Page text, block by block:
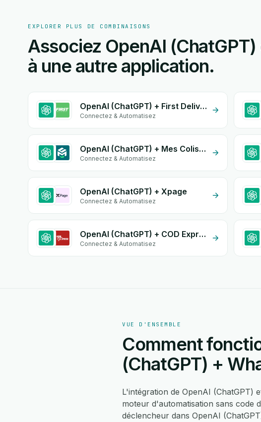
EXPLORER PLUS DE COMBINAISONS
Associez OpenAI
à une autre application.
OpenAI (ChatGPT) + First Delivery Group
Connectez & Automatisez
OpenAI (ChatGPT) + Mes Colis Express
Connectez & Automatisez
OpenAI (ChatGPT) + Xpage
Connectez & Automatisez
OpenAI (ChatGPT) + COD Expresse
Connectez & Automatisez
VUE D'ENSEMBLE
Comment
(ChatGPT) +
L'intégration de OpenAI (ChatGPT)
moteur d'automatisation sans code
déclencheur dans OpenAI